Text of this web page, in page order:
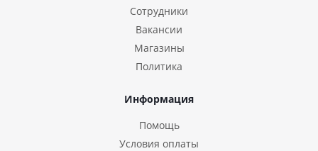
Сотрудники
Вакансии
Магазины
Политика
Информация
Помощь
Условия оплаты